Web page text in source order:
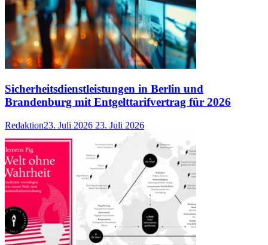
Sicherheitsdienstleistungen in Berlin und
Brandenburg mit Entgelttarifvertrag für 2026
Redaktion23. Juli 2026 23. Juli 2026